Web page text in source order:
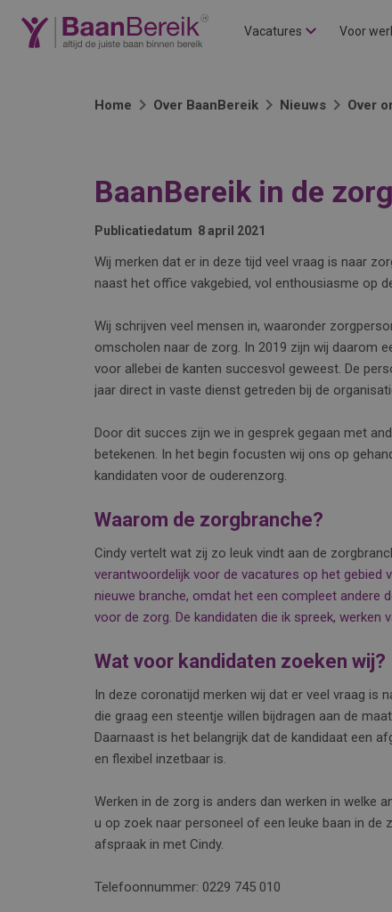
Vacatures Voor
Home Over BaanBereik Nieuws Over
BaanBereik in de zorg
Publicatiedatum 8 april 2021
Wij merken dat er in deze tijd veel vraag is naar
naast het office vakgebied, vol enthousiasme op
Wij schrijven veel mensen in, waaronder
omscholen naar de zorg. In 2019 zijn wij daarom
voor allebei de kanten succesvol geweest. De
jaar direct in vaste dienst getreden bij de
Door dit succes zijn we in gesprek gegaan met
betekenen. In het begin focusten wij ons op
kandidaten voor de ouderenzorg.
Waarom de zorgbranche?
Cindy vertelt wat zij zo leuk vindt aan de
verantwoordelijk voor de vacatures op het gebied
nieuwe branche, omdat het een compleet andere
voor de zorg. De kandidaten die ik spreek, werken
Wat voor kandidaten zoeken wij?
In deze coronatijd merken wij dat er veel vraag is
die graag een steentje willen bijdragen aan de
Daarnaast is het belangrijk dat de kandidaat een
en flexibel inzetbaar is.
Werken in de zorg is anders dan werken in welke
u op zoek naar personeel of een leuke baan in de
afspraak in met Cindy.
Telefoonnummer: 0229 745 010